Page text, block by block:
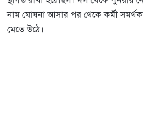
নাম ঘোষনা আসার পর থেকে কর্মী
মেতে উঠে।